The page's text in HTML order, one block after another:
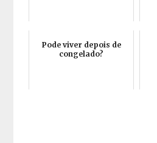
Pode viver depois de
congelado?